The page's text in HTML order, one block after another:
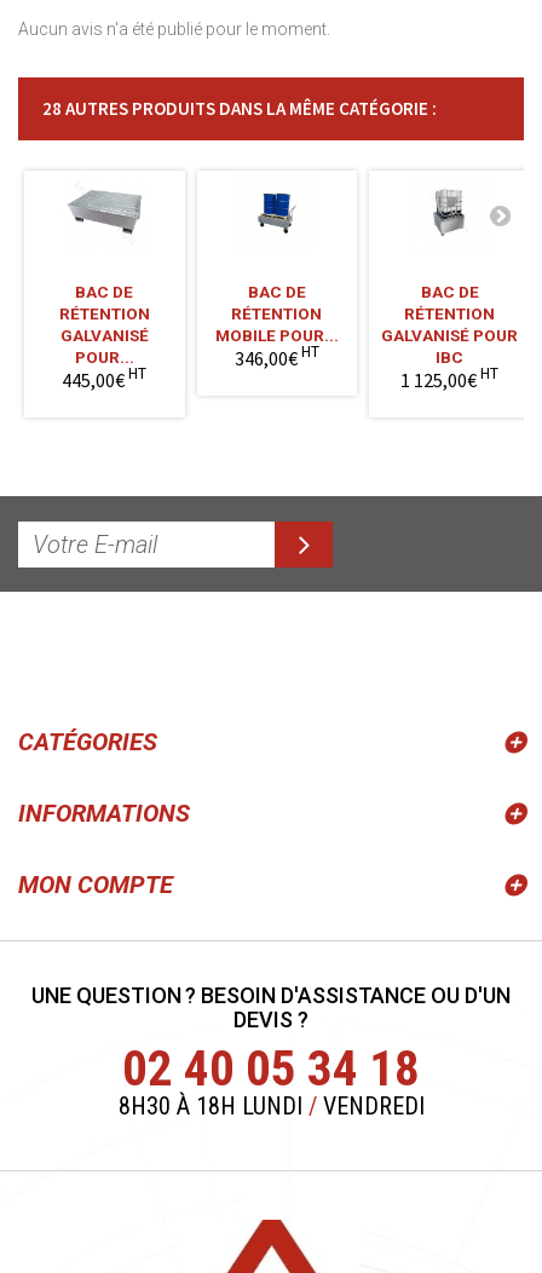
Aucun avis n'a été publié pour le moment.
28 AUTRES PRODUITS DANS LA MÊME CATÉGORIE :
BAC DE
RÉTENTION
GALVANISÉ
POUR...
445,00€HT
BAC DE
RÉTENTION
MOBILE POUR...
346,00€HT
BAC DE
RÉTENTION
GALVANISÉ POUR
IBC
1 125,00€HT
CATÉGORIES
INFORMATIONS
MON COMPTE
UNE QUESTION ? BESOIN D'ASSISTANCE OU D'UN
DEVIS ?
02 40 05 34 18
8H30 À 18H LUNDI /VENDREDI